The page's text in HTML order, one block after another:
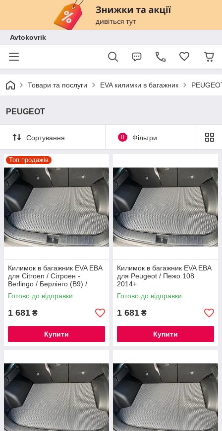
Avtokovrik
Товари та послуги EVA килимки в багажник
PEUGEOT
Сортування 0 Фільтри
Топ продажів
Килимок в багажник EVA ЕВА
для Citroen / Сітроен -
Berlingo / Берлінго (B9) /
Peugeot / Пежо - Partner
Tepee 2008+
Готово до відправки
1 681 ₴
Купити
Килимок в багажник EVA ЕВА
для Peugeot / Пежо 108
2014+
Готово до відправки
1 681 ₴
Купити